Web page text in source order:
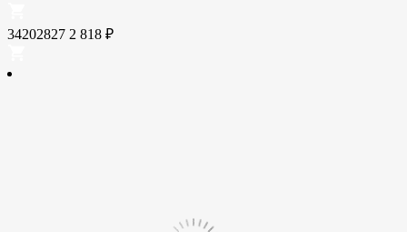
34202827 2 818 ₽